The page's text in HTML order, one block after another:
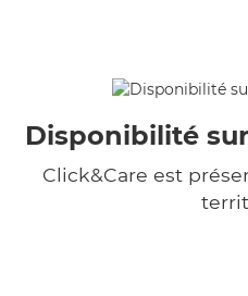
Disponibilité
Click&Care est